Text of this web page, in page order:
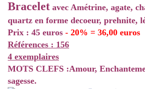
Bracelet avec Amétrine, agate,
quartz en forme decoeur, prehnite,
Prix : 45 euros - 20% = 36,00 euros
Références : 156
4 exemplaires
MOTS CLEFS :Amour,
sagesse.